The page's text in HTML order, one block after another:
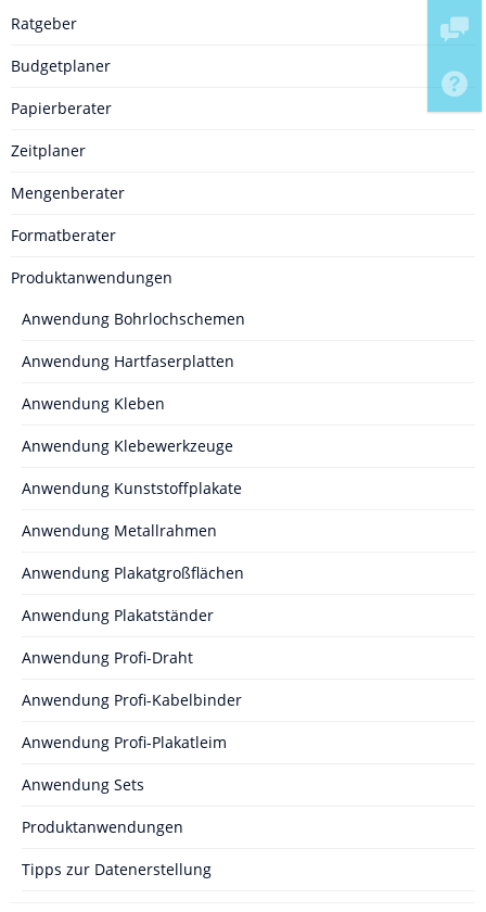
Ratgeber
Budgetplaner
Papierberater
Zeitplaner
Mengenberater
Formatberater
Produktanwendungen
Anwendung Bohrlochschemen
Anwendung Hartfaserplatten
Anwendung Kleben
Anwendung Klebewerkzeuge
Anwendung Kunststoffplakate
Anwendung Metallrahmen
Anwendung Plakatgroßflächen
Anwendung Plakatständer
Anwendung Profi-Draht
Anwendung Profi-Kabelbinder
Anwendung Profi-Plakatleim
Anwendung Sets
Produktanwendungen
Tipps zur Datenerstellung